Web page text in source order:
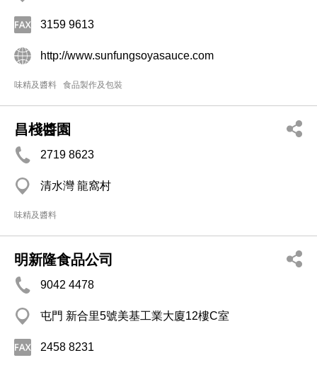
3159 9613
http://www.sunfungsoyasauce.com
味精及醬料 食品製作及包裝
昌棧醬園
2719 8623
清水灣 龍窩村
味精及醬料
明新隆食品公司
9042 4478
屯門 新合里5號美基工業大廈12樓C室
2458 8231